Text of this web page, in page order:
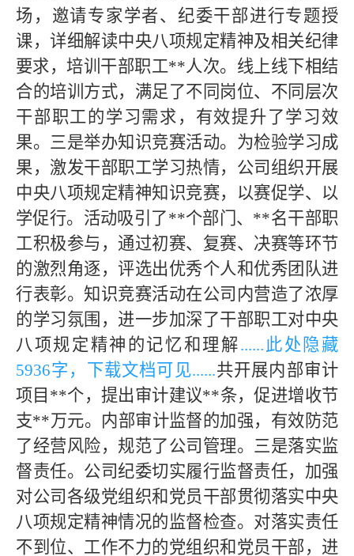
场，邀请专家学者、纪委干部进行专题授
课，详细解读中央八项规定精神及相关纪律
要求，培训干部职工**人次。线上线下相结
合的培训方式，满足了不同岗位、不同层次
干部职工的学习需求，有效提升了学习效
果。三是举办知识竞赛活动。为检验学习成
果，激发干部职工学习热情，公司组织开展
中央八项规定精神知识竞赛，以赛促学、以
学促行。活动吸引了**个部门、 **名干部职
工积极参与，通过初赛、复赛、决赛等环节
的激烈角逐，评选出优秀个人和优秀团队进
行表彰。知识竞赛活动在公司内营造了浓厚
的学习氛围，进一步加深了干部职工对中央
八项规定精神的记忆和理解......此处隐藏
5936字，下载文档可见......共开展内部审计
项目 **个，提出审计建议**条，促进增收节
支**万元。内部审计监督的加强，有效防范
了经营风险，规范了公司管理。三是落实监
督责任。公司纪委切实履行监督责任，加强
对公司各级党组织和党员干部贯彻落实中央
八项规定精神情况的监督检查。对落实责任
不到位、工作不力的党组织和党员干部，进